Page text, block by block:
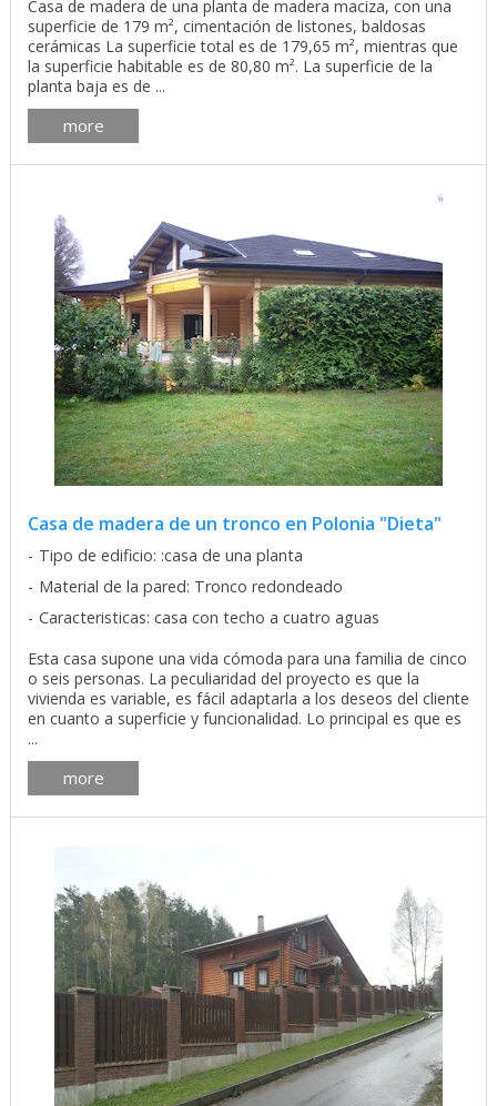
Casa de madera de una planta de madera maciza, con una
superficie de 179 m², cimentación de listones, baldosas
cerámicas La superficie total es de 179,65 m², mientras que
la superficie habitable es de 80,80 m². La superficie de la
planta baja es de ...
more
Casa de madera de un tronco en Polonia "Dieta"
Tipo de edificio: :casa de una planta
Material de la pared: Tronco redondeado
Caracteristicas: casa con techo a cuatro aguas
Esta casa supone una vida cómoda para una familia de cinco
o seis personas. La peculiaridad del proyecto es que la
vivienda es variable, es fácil adaptarla a los deseos del cliente
en cuanto a superficie y funcionalidad. Lo principal es que es
...
more